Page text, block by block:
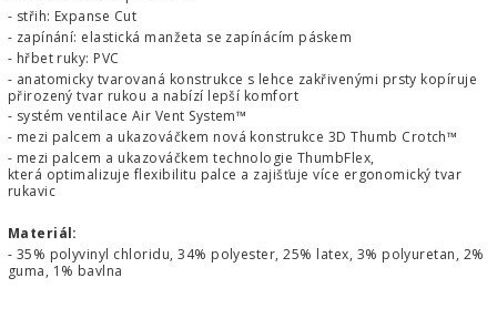
- střih: Expanse Cut
- zapínání: elastická manžeta se zapínácím páskem
- hřbet ruky: PVC
- anatomicky tvarovaná konstrukce s lehce zakřivenými prsty kopíruje
přirozený tvar rukou a nabízí lepší komfort
- systém ventilace Air Vent System™
- mezi palcem a ukazováčkem nová konstrukce 3D Thumb Crotch™
- mezi palcem a ukazováčkem technologie ThumbFlex,
která optimalizuje flexibilitu palce a zajišťuje více ergonomický tvar
rukavic
Materiál:
- 35% polyvinyl chloridu, 34% polyester, 25% latex, 3% polyuretan, 2%
guma, 1% bavlna